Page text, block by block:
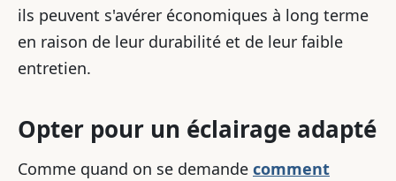
ils peuvent s'avérer économiques à long terme
en raison de leur durabilité et de leur faible
entretien.
Opter pour un éclairage adapté
Comme quand on se demande comment